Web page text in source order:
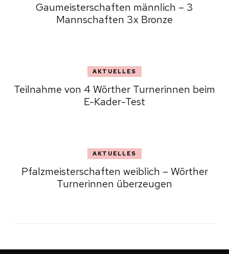
Gaumeisterschaften männlich – 3
Mannschaften 3x Bronze
AKTUELLES
Teilnahme von 4 Wörther Turnerinnen beim
E-Kader-Test
AKTUELLES
Pfalzmeisterschaften weiblich – Wörther
Turnerinnen überzeugen